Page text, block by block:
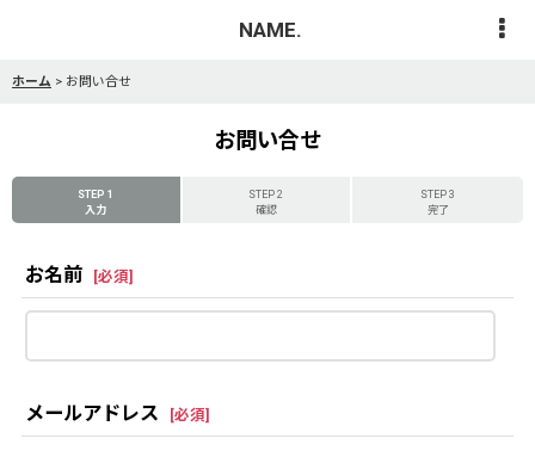
NAME.
ホーム > お問い合せ
お問い合せ
STEP 1
入力
STEP 2
確認
STEP 3
完了
お名前 [必須]
メールアドレス [必須]